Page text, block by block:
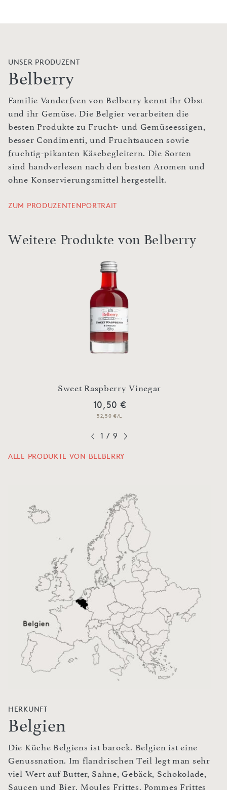
UNSER PRODUZENT
Belberry
Familie Vanderfven von Belberry kennt ihr Obst
und ihr Gemüse. Die Belgier verarbeiten die
besten Produkte zu Frucht- und Gemüseessigen,
besser Condimenti, und Fruchtsaucen sowie
fruchtig-pikanten Käsebegleitern. Die Sorten
sind handverlesen nach den besten Aromen und
ohne Konservierungsmittel hergestellt.
ZUM PRODUZENTENPORTRAIT
Weitere Produkte von Belberry
Sweet Raspberry Vinegar
10,50 €
52,50 €/L
1 / 9
ALLE PRODUKTE VON BELBERRY
HERKUNFT
Belgien
Die Küche Belgiens ist barock. Belgien ist eine
Genussnation. Im flandrischen Teil legt man sehr
viel Wert auf Butter, Sahne, Gebäck, Schokolade,
Saucen und Bier. Moules Frittes, Pommes Frittes